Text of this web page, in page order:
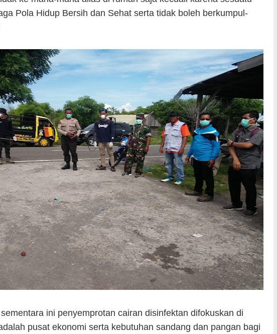
Pola Hidup Bersih dan Sehat serta tidak boleh berkumpul-
ini penyemprotan cairan disinfektan difokuskan di
pusat ekonomi serta kebutuhan sandang dan pangan bagi